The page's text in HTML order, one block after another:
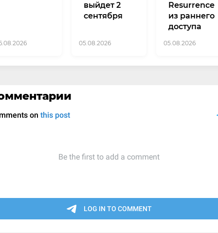
выйдет 2
сентября
05.08.2026
Resurrence
из раннего
доступа
05.08.2026